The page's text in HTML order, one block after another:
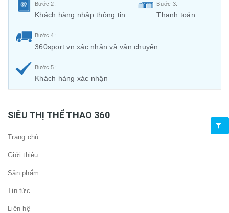
Bước 2:
Khách hàng nhập thông tin
Bước 3:
Thanh toán
Bước 4:
360sport.vn xác nhận và vận chuyển
Bước 5:
Khách hàng xác nhận
SIÊU THỊ THỂ THAO 360
Trang chủ
Giới thiệu
Sản phẩm
Tin tức
Liên hệ